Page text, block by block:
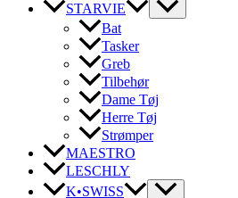
STARVIE
Bat
Tasker
Greb
Tilbehør
Dame Tøj
Herre Tøj
Strømper
MAESTRO
LESCHLY
K•SWISS